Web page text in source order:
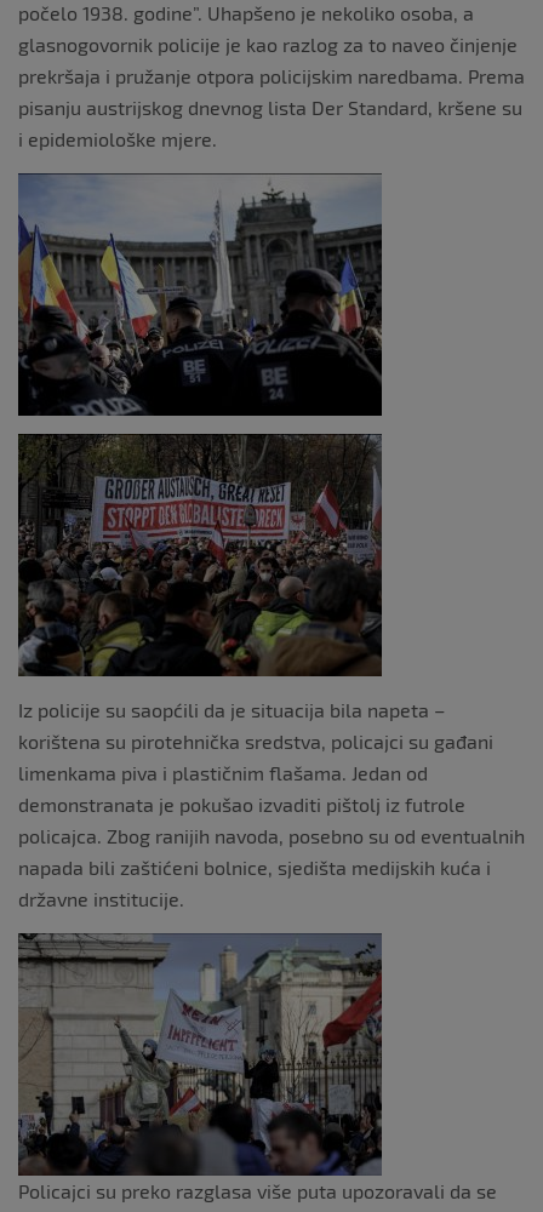
počelo 1938. godine”. Uhapšeno je nekoliko osoba, a
glasnogovornik policije je kao razlog za to naveo činjenje
prekršaja i pružanje otpora policijskim naredbama. Prema
pisanju austrijskog dnevnog lista Der Standard, kršene su
i epidemiološke mjere.
Iz policije su saopćili da je situacija bila napeta –
korištena su pirotehnička sredstva, policajci su gađani
limenkama piva i plastičnim flašama. Jedan od
demonstranata je pokušao izvaditi pištolj iz futrole
policajca. Zbog ranijih navoda, posebno su od eventualnih
napada bili zaštićeni bolnice, sjedišta medijskih kuća i
državne institucije.
Policajci su preko razglasa više puta upozoravali da se